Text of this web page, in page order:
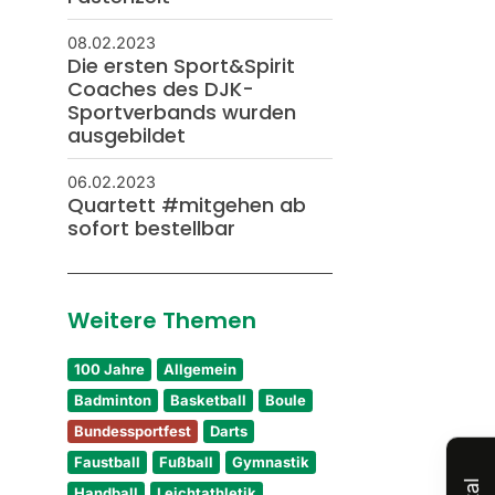
08.02.2023
Die ersten Sport&Spirit
Coaches des DJK-
Sportverbands wurden
ausgebildet
06.02.2023
Quartett #mitgehen ab
sofort bestellbar
Weitere Themen
100 Jahre
Allgemein
Badminton
Basketball
Boule
Bundessportfest
Darts
Faustball
Fußball
Gymnastik